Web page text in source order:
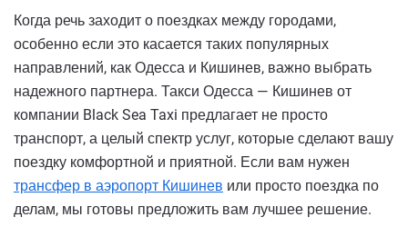
Когда речь заходит о поездках между городами,
особенно если это касается таких популярных
направлений, как Одесса и Кишинев, важно выбрать
надежного партнера. Такси Одесса — Кишинев от
компании Black Sea Taxi предлагает не просто
транспорт, а целый спектр услуг, которые сделают вашу
поездку комфортной и приятной. Если вам нужен
трансфер в аэропорт Кишинев или просто поездка по
делам, мы готовы предложить вам лучшее решение.